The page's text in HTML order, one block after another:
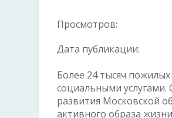
Просмотров:
Дата публикации:
Более 24 тысяч
социальными
развития Московской
активного образа